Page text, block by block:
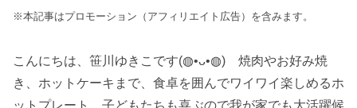
※本記事はプロモーション（アフィリエイト広告）を含みます。
こんにちは、笹川ゆきこです(◍•ᴗ•◍) 焼肉やお好み焼
き、ホットケーキまで、食卓を囲んでワイワイ楽しめるホ